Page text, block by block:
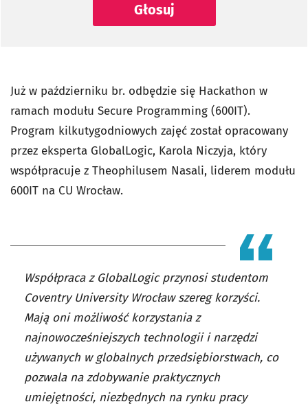
Głosuj
Już w październiku br. odbędzie się Hackathon w
ramach modułu Secure Programming (600IT).
Program kilkutygodniowych zajęć został opracowany
przez eksperta GlobalLogic, Karola Niczyja, który
współpracuje z Theophilusem Nasali, liderem modułu
600IT na CU Wrocław.
Współpraca z GlobalLogic przynosi studentom
Coventry University Wrocław szereg korzyści.
Mają oni możliwość korzystania z
najnowocześniejszych technologii i narzędzi
używanych w globalnych przedsiębiorstwach, co
pozwala na zdobywanie praktycznych
umiejętności, niezbędnych na rynku pracy